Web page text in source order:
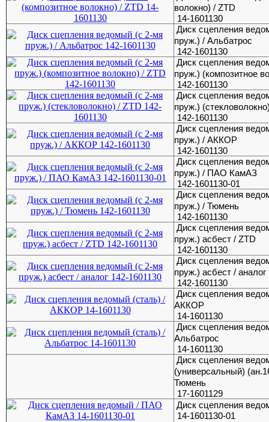
волокно) / ZTD
14-1601130
Диск сцепления
пруж.) / Альбатрос
142-1601130
Диск сцепления
пруж.) (композитное
142-1601130
Диск сцепления
пруж.)
142-1601130
Диск сцепления
пруж.) / АККОР
142-1601130
Диск сцепления
пруж.) / ПАО КамАЗ
142-1601130-01
Диск сцепления
пруж.) / Тюмень
142-1601130
Диск сцепления
пруж.) асбест / ZTD
142-1601130
Диск сцепления
пруж.) асбест / аналог
142-1601130
Диск сцепления
АККОР
14-1601130
Диск сцепления
Альбатрос
14-1601130
Диск сцепления
(универсальный)
Тюмень
17-1601129
Диск сцепления
14-1601130-01